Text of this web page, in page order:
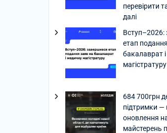
перевірити
далі
Вступ–2026:
етап
бакалаврат
магістратуру
684 700грн
підтримки —
оновлення
майстерень